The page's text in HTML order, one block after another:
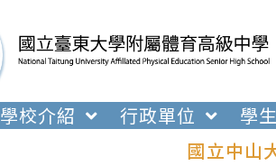
學校介紹 行政單位 學
國立中山